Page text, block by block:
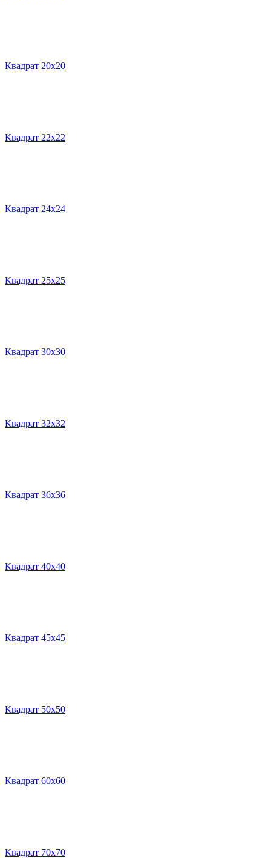
Квадрат 20х20
Квадрат 22х22
Квадрат 24х24
Квадрат 25х25
Квадрат 30х30
Квадрат 32х32
Квадрат 36х36
Квадрат 40х40
Квадрат 45х45
Квадрат 50х50
Квадрат 60х60
Квадрат 70х70